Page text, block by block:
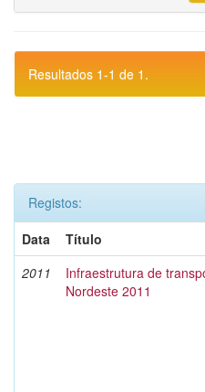
Resultados 1-1 de 1.
Registos:
Data
Título
2011
Infraestrutura de
Nordeste 2011